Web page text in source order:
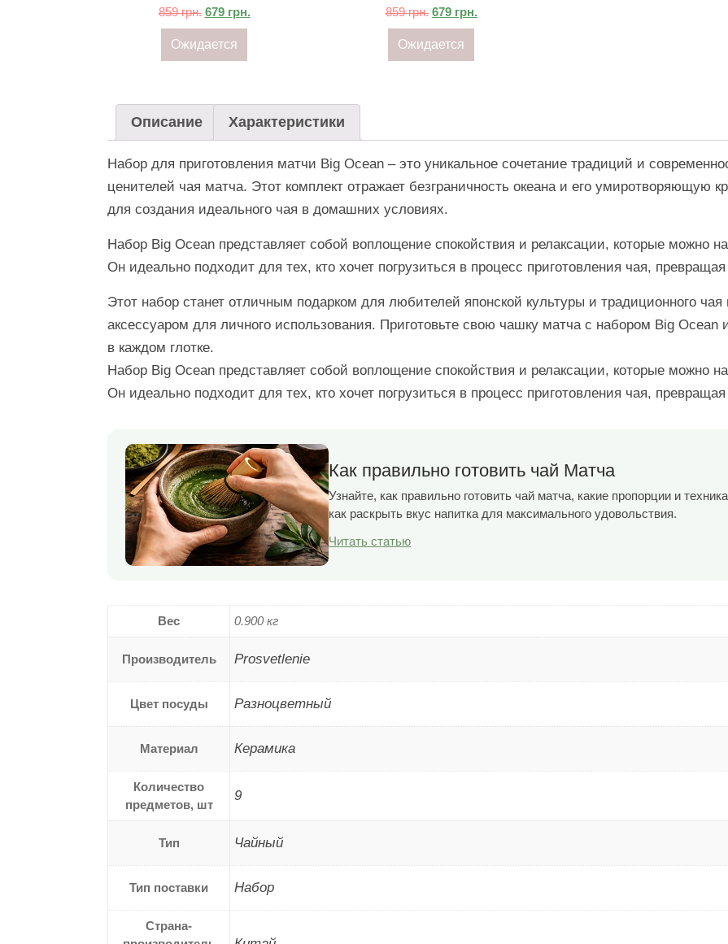
859грн. 679 грн.
Ожидается
859грн. 679 грн.
Ожидается
Описание Характеристики
Набор для приготовления матчи Big Ocean – это уникальное сочетание традиций и
ценителей чая матча. Этот комплект отражает безграничность океана и его умиротворяющую
для создания идеального чая в домашних условиях.
Набор Big Ocean представляет собой воплощение спокойствия и релаксации, которые можно
Он идеально подходит для тех, кто хочет погрузиться в процесс приготовления чая,
Этот набор станет отличным подарком для любителей японской культуры и традиционного
аксессуаром для личного использования. Приготовьте свою чашку матча с набором Big Ocean
в каждом глотке.
Набор Big Ocean представляет собой воплощение спокойствия и релаксации, которые можно
Он идеально подходит для тех, кто хочет погрузиться в процесс приготовления чая,
Как правильно готовить чай Матча
Узнайте, как правильно готовить чай матча, какие пропорции и
как раскрыть вкус напитка для максимального удовольствия.
Читать статью
Вес 0.900 кг
Производитель Prosvetlenie
Цвет посуды Разноцветный
Материал Керамика
Количество
предметов, шт
9
Тип Чайный
Тип поставки Набор
Страна-